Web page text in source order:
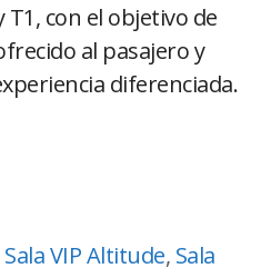
T1, con el objetivo de
al pasajero y
diferenciada.
Sala VIP Altitude, Sala